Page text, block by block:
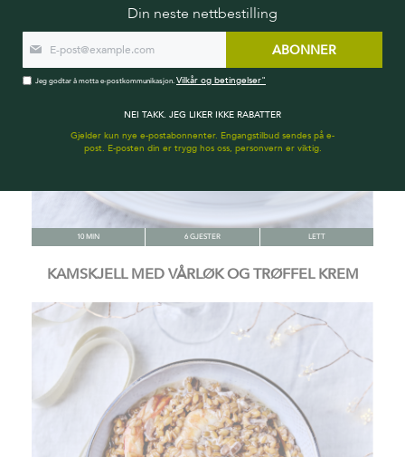
Din neste nettbestilling
ABONNER
Jeg godtar å motta e-postkommunikasjon.Vilkår og betingelser"
NEI TAKK. JEG LIKER IKKE RABATTER
Gjelder kun nye e-postabonnenter. Engangstilbud sendes på e-
post. E-posten din er trygg hos oss, personvern er viktig.
10 MIN 6 GJESTER LETT
KAMSKJELL MED VÅRLØK OG TRØFFEL KREM